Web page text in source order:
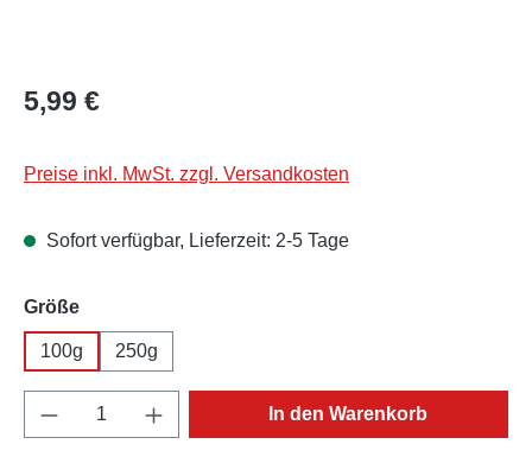
Regulärer Preis:
5,99 €
Preise inkl. MwSt. zzgl. Versandkosten
Sofort verfügbar, Lieferzeit: 2-5 Tage
Größeauswählen
100g 250g
Produkt Anzahl: Gib den gewünschten
In den Warenkorb